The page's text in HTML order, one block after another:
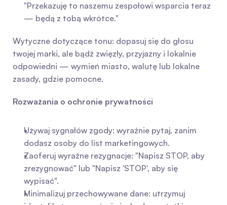
"Przekazuję to naszemu zespołowi wsparcia teraz
— będą z tobą wkrótce."
Wytyczne dotyczące tonu: dopasuj się do głosu
twojej marki, ale bądź zwięzły, przyjazny i lokalnie
odpowiedni — wymień miasto, walutę lub lokalne
zasady, gdzie pomocne.
Rozważania o ochronie prywatności
Używaj sygnałów zgody: wyraźnie pytaj, zanim
dodasz osoby do list marketingowych.
Zaoferuj wyraźne rezygnacje: "Napisz STOP, aby
zrezygnować" lub "Napisz 'STOP', aby się
wypisać".
Minimalizuj przechowywane dane: utrzymuj